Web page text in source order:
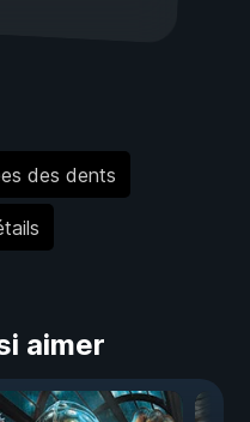
des dents
aimer